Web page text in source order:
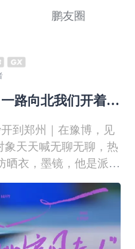
鹏友圈
路向北我们开着小
到郑州｜在豫博，见
象天天喊无聊无聊，热
晒衣，墨镜，他是派上
大的，直接从长沙干
全程NGP+12以内，60
导航搭配小鹏APP早
虚早就没了。